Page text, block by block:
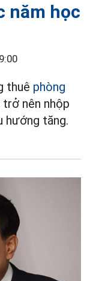
năm học
thuê phòng
nên nhộp
hướng tăng.